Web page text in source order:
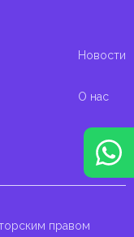
Новости
О нас
правом